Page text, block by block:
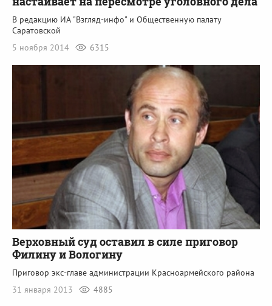
В редакцию ИА "Взгляд-инфо" и Общественную палату
Саратовской
5 ноября 2014
6315
Верховный суд оставил в силе приговор
Филину и Вологину
Приговор экс-главе администрации Красноармейского района
31 января 2013
4885